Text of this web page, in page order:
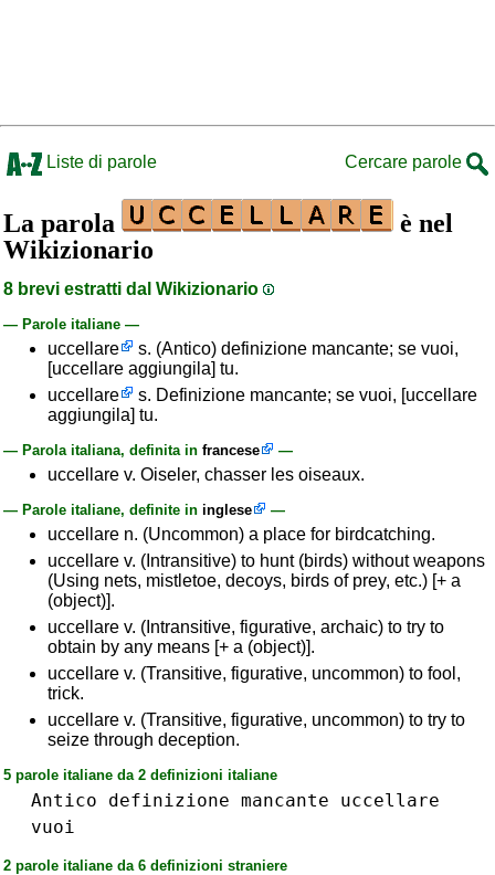
Liste di parole Cercare parole
La parola
è nel
Wikizionario
8 brevi estratti dal Wikizionario
— Parole italiane —
uccellare
s. (Antico) definizione mancante; se vuoi,
[uccellare aggiungila] tu.
uccellare
s. Definizione mancante; se vuoi, [uccellare
aggiungila] tu.
— Parola italiana, definita in francese —
uccellare v. Oiseler, chasser les oiseaux.
— Parole italiane, definite in inglese —
uccellare n. (Uncommon) a place for birdcatching.
uccellare v. (Intransitive) to hunt (birds) without weapons
(Using nets, mistletoe, decoys, birds of prey, etc.) [+ a
(object)].
uccellare v. (Intransitive, figurative, archaic) to try to
obtain by any means [+ a (object)].
uccellare v. (Transitive, figurative, uncommon) to fool,
trick.
uccellare v. (Transitive, figurative, uncommon) to try to
seize through deception.
5 parole italiane da 2 definizioni italiane
Antico definizione mancante
uccellare
vuoi
2 parole italiane da 6 definizioni straniere